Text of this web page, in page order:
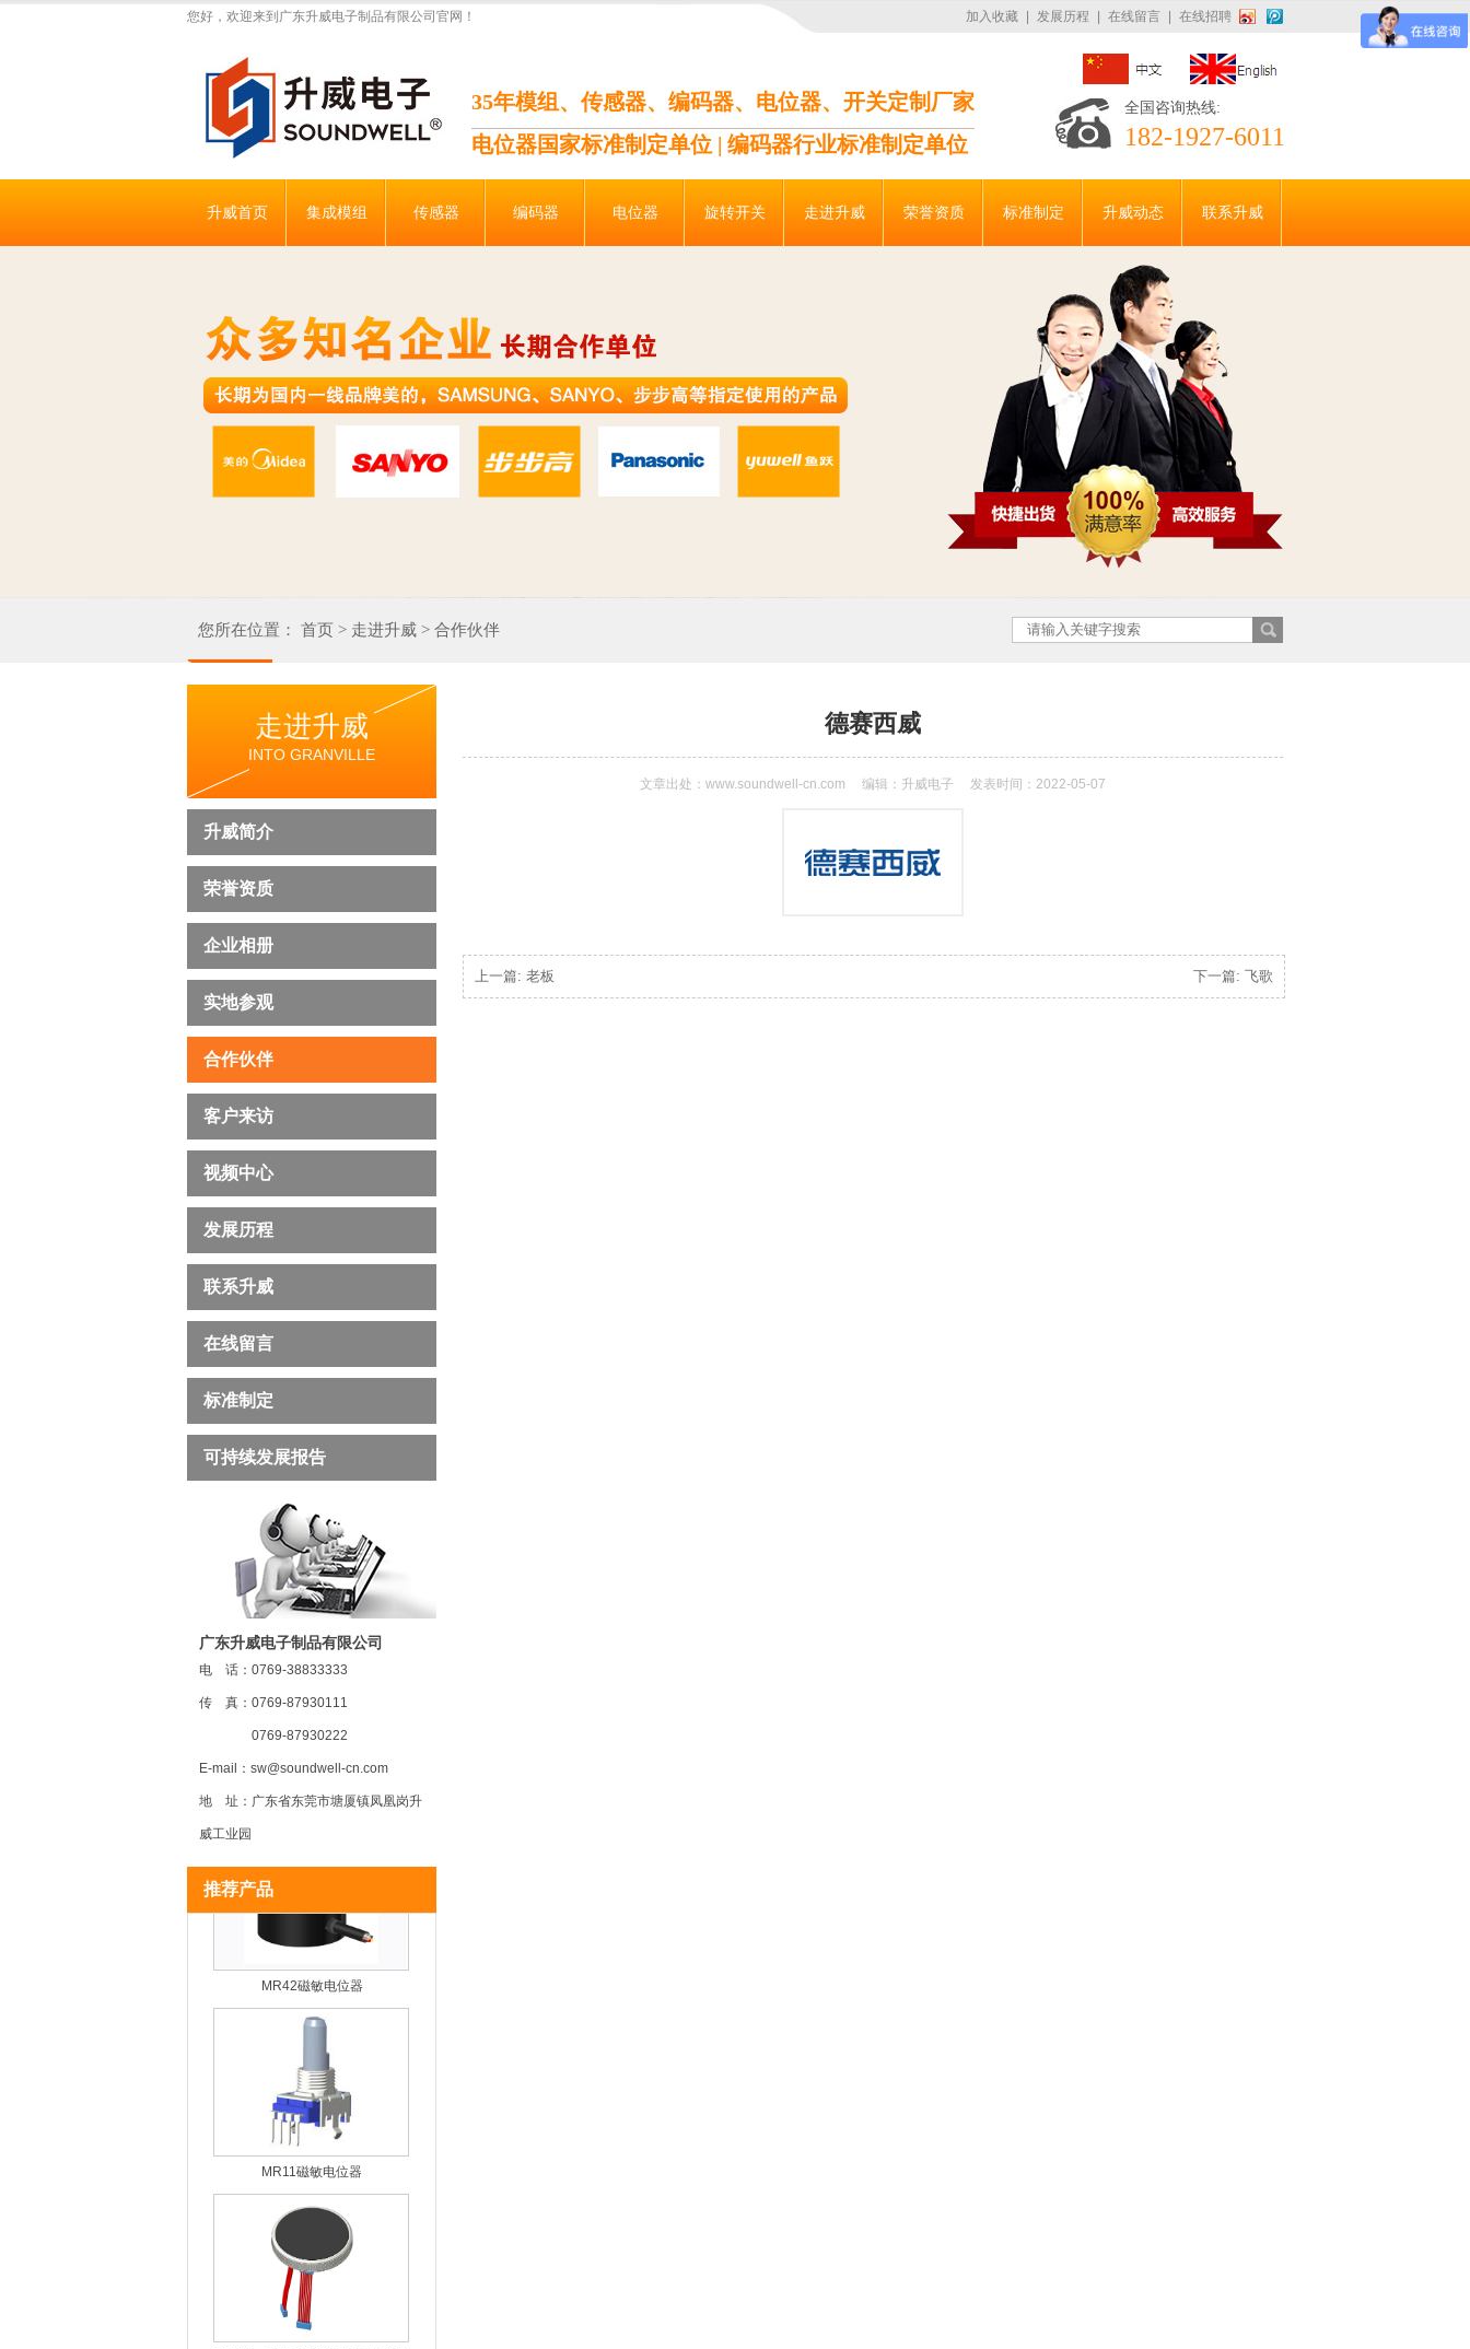
加入收藏 发展历程 在线留言 在线招聘
您好，欢迎来到广东升威电子制品有限公司官网！
全国咨询热线:
182-1927-6011
35年模组、传感器、编码器、电位器、开关定制厂家
电位器国家标准制定单位 | 编码器行业标准制定单位
升威首页 集成模组 传感器 编码器 电位器 旋转开关 走进升威 荣誉资质 标准制定 升威动态 联系升威
您所在位置： 首页 > 走进升威 > 合作伙伴
走进升威
INTO GRANVILLE
升威简介
荣誉资质
企业相册
实地参观
合作伙伴
客户来访
视频中心
发展历程
联系升威
在线留言
标准制定
可持续发展报告
广东升威电子制品有限公司
电 话：0769-38833333
传 真：0769-87930111
0769-87930222
E-mail：sw@soundwell-cn.com
地 址：广东省东莞市塘厦镇凤凰岗升
威工业园
推荐产品
MR22 磁敏电位器
MR42磁敏电位器
MR11磁敏电位器
MD75一种带OLED屏显示的编码
德赛西威
文章出处：www.soundwell-cn.com 编辑：升威电子 发表时间：2022-05-07
上一篇: 老板 下一篇: 飞歌